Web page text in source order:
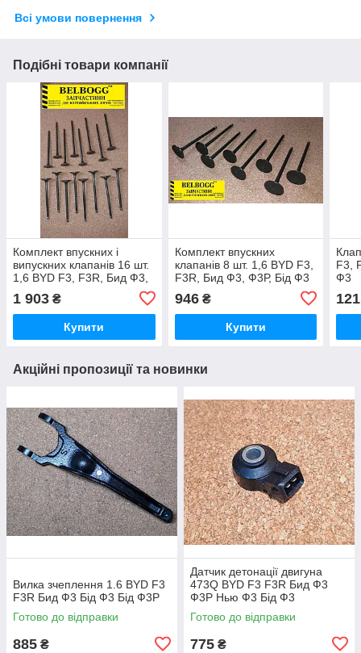
Всі умови повернення
Подібні товари компанії
Комплект впускних і
випускних клапанів 16 шт.
1,6 BYD F3, F3R, Бид Ф3,
1 903 ₴
Купити
Комплект впускних
клапанів 8 шт. 1,6 BYD F3,
F3R, Бид Ф3, Ф3Р, Бід Ф3
946₴
Купити
F3,
Ф3
121
Акційні пропозиції та новинки
Вилка зчеплення 1.6 BYD F3
F3R Бид Ф3 Бід Ф3 Бід Ф3Р
Готово до відправки
885 ₴
Датчик детонації двигуна
473Q BYD F3 F3R Бид Ф3
Ф3Р Нью Ф3 Бід Ф3
Готово до відправки
775 ₴